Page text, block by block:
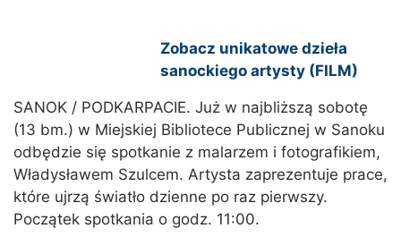
Zobacz unikatowe dzieła
sanockiego artysty (FILM)
SANOK / PODKARPACIE. Już w najbliższą sobotę
(13 bm.) w Miejskiej Bibliotece Publicznej w Sanoku
odbędzie się spotkanie z malarzem i fotografikiem,
Władysławem Szulcem. Artysta zaprezentuje prace,
które ujrzą światło dzienne po raz pierwszy.
Początek spotkania o godz. 11:00.